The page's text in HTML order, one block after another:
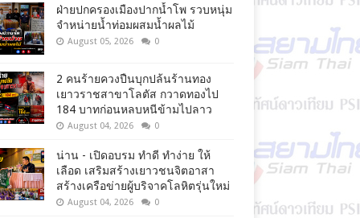
ฝ่ายปกครองเมืองปากน้ำโพ รวบหนุ่ม
จำหน่ายน้ำท่อมผสมน้ำผลไม้
August 05, 2026 0
2 คนร้ายควงปืนบุกปล้นร้านทอง
เยาวราชสาขาโลตัส กวาดทองไป
184 บาทก่อนหลบหนีข้ามไปลาว
August 04, 2026 0
น่าน - เปิดอบรม ทำดี ทำง่าย ให้
เลือด เสริมสร้างเยาวชนจิตอาสา
สร้างเครือข่ายผู้บริจาคโลหิตรุ่นใหม่
August 04, 2026 0